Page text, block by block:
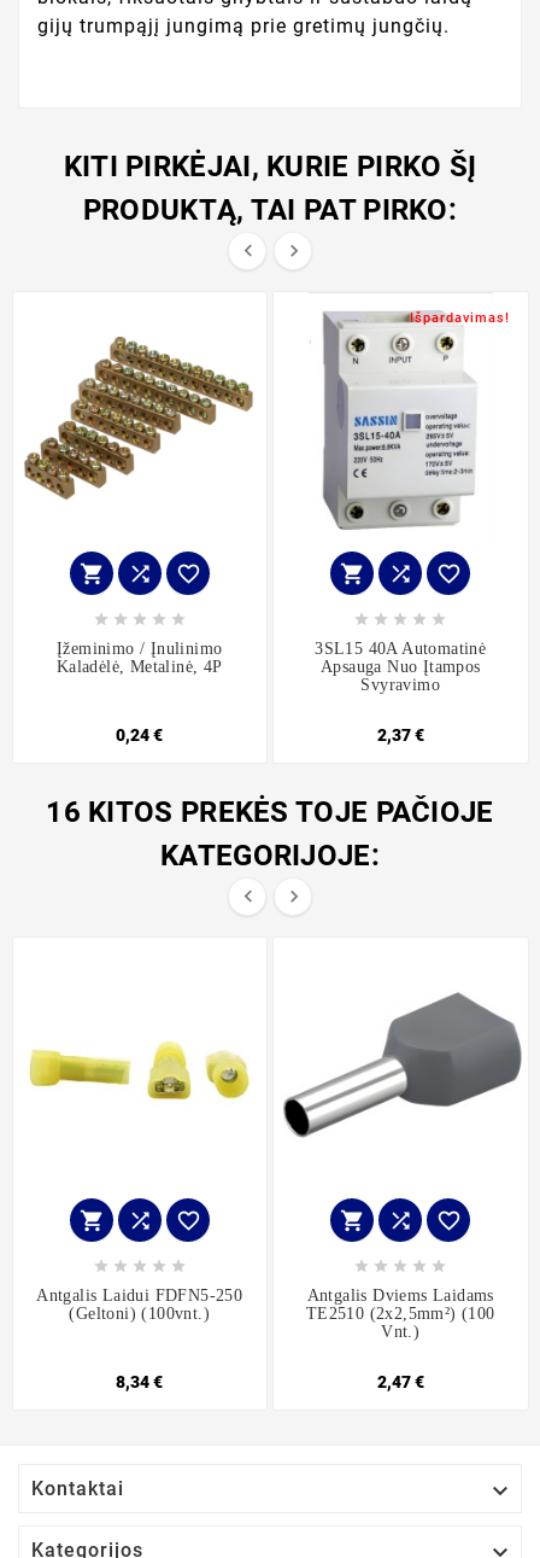
gijų trumpąjį jungimą prie gretimų jungčių.
KITI PIRKĖJAI, KURIE PIRKO ŠĮ
PRODUKTĄ, TAI PAT PIRKO:
 
  
    
Įžeminimo / Įnulinimo
Kaladėlė, Metalinė, 4P
0,24 €
Išpardavimas!
  
    
3SL15 40A Automatinė
Apsauga Nuo Įtampos
Svyravimo
2,37 €
16 KITOS PREKĖS TOJE PAČIOJE
KATEGORIJOJE:
 
  
    
Antgalis Laidui FDFN5-250
(geltoni) (100vnt.)
8,34 €
  
    
Antgalis Dviems Laidams
TE2510 (2x2,5mm²) (100
Vnt.)
2,47 €
Kontaktai 
Kategorijos